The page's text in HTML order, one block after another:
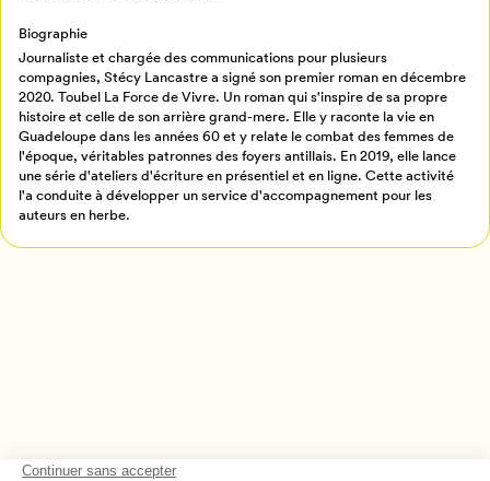
Retour à l’accueil
Biographie
Journaliste et chargée des communications pour plusieurs
compagnies, Stécy Lancastre a signé son premier roman en décembre
2020. Toubel La Force de Vivre. Un roman qui s'inspire de sa propre
histoire et celle de son arrière grand-mere. Elle y raconte la vie en
Guadeloupe dans les années 60 et y relate le combat des femmes de
l'époque, véritables patronnes des foyers antillais. En 2019, elle lance
une série d'ateliers d'écriture en présentiel et en ligne. Cette activité
l'a conduite à développer un service d'accompagnement pour les
auteurs en herbe.
Créer un profil
Annuler